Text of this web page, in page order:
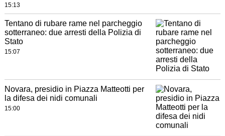
15:13
Tentano di rubare rame nel parcheggio
sotterraneo: due arresti della Polizia di
Stato
15:07
Novara, presidio in Piazza Matteotti per
la difesa dei nidi comunali
15:00